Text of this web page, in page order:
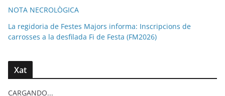
NOTA NECROLÒGICA
La regidoria de Festes Majors informa: Inscripcions de
carrosses a la desfilada Fi de Festa (FM2026)
Xat
CARGANDO...